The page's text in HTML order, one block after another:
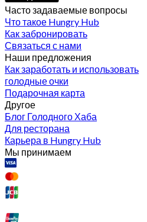
Часто задаваемые вопросы
Что такое Hungry Hub
Как забронировать
Связаться с нами
Наши предложения
Как заработать и использовать
голодные очки
Подарочная карта
Другое
Блог Голодного Хаба
Для ресторана
Карьера в Hungry Hub
Мы принимаем